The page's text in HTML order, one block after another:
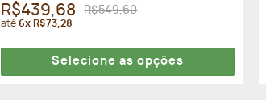
R$439,68 R$549,60
até 6x R$73,28
Selecione as opções